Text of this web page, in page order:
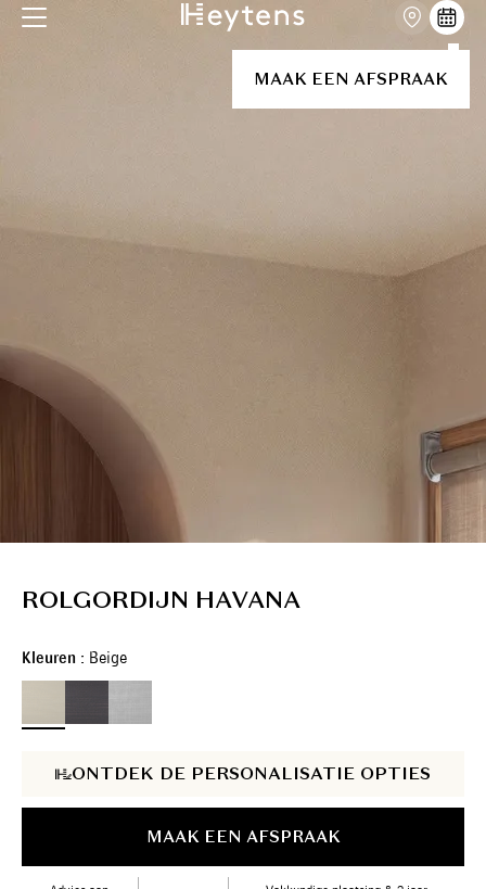
MAAK EEN AFSPRAAK
ROLGORDIJN HAVANA
Kleuren : Beige
ONTDEK DE PERSONALISATIE OPTIES
MAAK EEN AFSPRAAK